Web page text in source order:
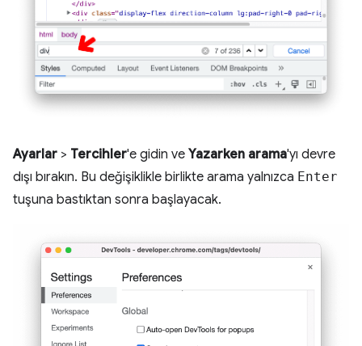
Ayarlar > Tercihler'e gidin ve Yazarken arama'yı devre
dışı bırakın. Bu değişiklikle birlikte arama yalnızca Enter
tuşuna bastıktan sonra başlayacak.